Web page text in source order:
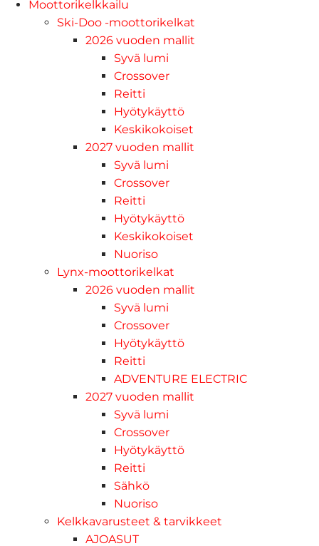
Moottorikelkkailu
Ski-Doo -moottorikelkat
2026 vuoden mallit
Syvä lumi
Crossover
Reitti
Hyötykäyttö
Keskikokoiset
2027 vuoden mallit
Syvä lumi
Crossover
Reitti
Hyötykäyttö
Keskikokoiset
Nuoriso
Lynx-moottorikelkat
2026 vuoden mallit
Syvä lumi
Crossover
Hyötykäyttö
Reitti
ADVENTURE ELECTRIC
2027 vuoden mallit
Syvä lumi
Crossover
Hyötykäyttö
Reitti
Sähkö
Nuoriso
Kelkkavarusteet & tarvikkeet
AJOASUT